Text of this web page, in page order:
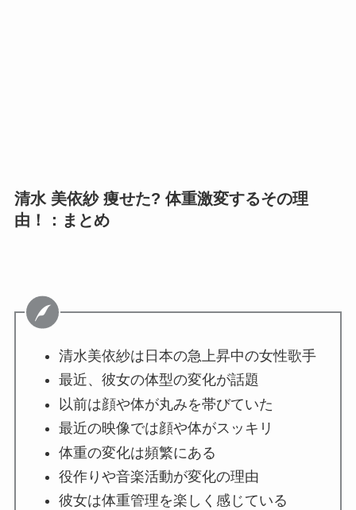
清水 美依紗 痩せた? 体重激変するその理
由！：まとめ
清水美依紗は日本の急上昇中の女性歌手
最近、彼女の体型の変化が話題
以前は顔や体が丸みを帯びていた
最近の映像では顔や体がスッキリ
体重の変化は頻繁にある
役作りや音楽活動が変化の理由
彼女は体重管理を楽しく感じている